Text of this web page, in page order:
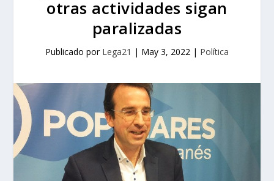
otras actividades sigan
paralizadas
Publicado por Lega21 | May 3, 2022 | Política